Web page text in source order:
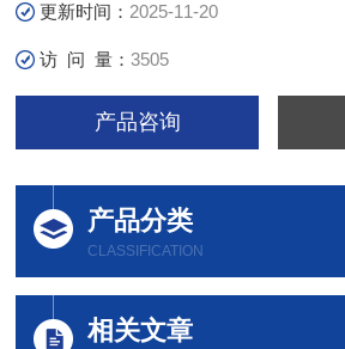
更新时间： 2025-11-20
访 问 量：3505
产品咨询
产品分类
CLASSIFICATION
相关文章